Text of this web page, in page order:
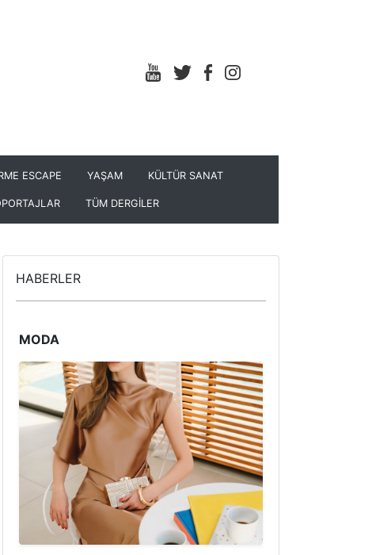
ESCAPE YAŞAM KÜLTÜR SANAT
TÜM DERGİLER
HABERLER
MODA